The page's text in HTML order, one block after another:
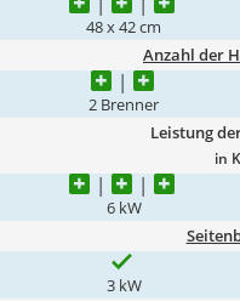
48 x 42 cm
Anzahl der
2 Brenner
Leistung
in
6 kW
3 kW